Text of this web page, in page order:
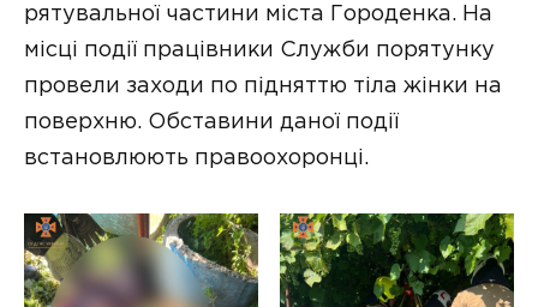
рятувальної частини міста Городенка. На
місці події працівники Служби порятунку
провели заходи по підняттю тіла жінки на
поверхню. Обставини даної події
встановлюють правоохоронці.